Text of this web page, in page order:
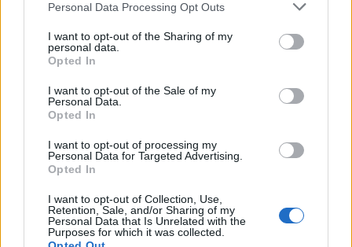
Please note that this website/app uses one or more Google
not limited to your visit or usage behaviour. You may click to
grant or deny consent to Google and its third-party tags to
use your data for below specified purposes in below Google
consent section.
Personal Data Processing Opt Outs
I want to opt-out of the Sharing of my
personal data.
Opted In
I want to opt-out of the Sale of my
Personal Data.
Opted In
I want to opt-out of processing my
Personal Data for Targeted Advertising.
Opted In
I want to opt-out of Collection, Use,
Retention, Sale, and/or Sharing of my
Personal Data that Is Unrelated with the
Purposes for which it was collected.